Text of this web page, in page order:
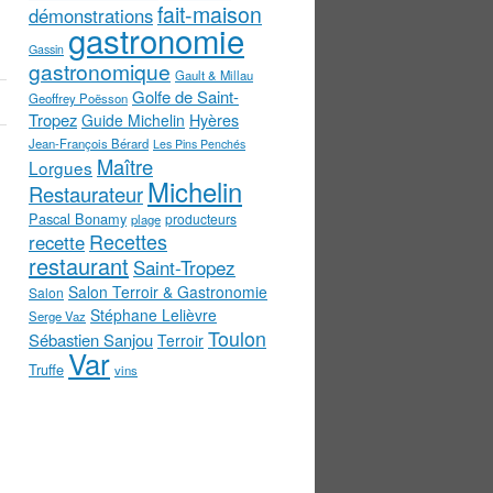
démonstrationsfait-maison
Gassin gastronomie
gastronomique Gault & Millau
Geoffrey Poësson Golfe de Saint-
Tropez Guide Michelin Hyères
Jean-François Bérard Les Pins Penchés
Lorgues Maître
RestaurateurMichelin
Pascal Bonamy plage producteurs
recette Recettes
restaurant Saint-Tropez
Salon Salon Terroir & Gastronomie
Serge Vaz Stéphane Lelièvre
Sébastien Sanjou Terroir Toulon
Truffe Var vins